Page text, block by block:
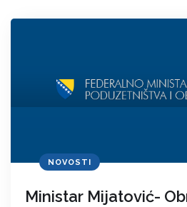
NOVOSTI
Ministar Mijatović-